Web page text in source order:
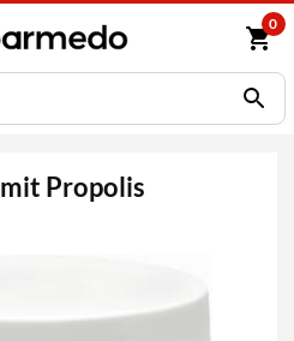
0
Propolis